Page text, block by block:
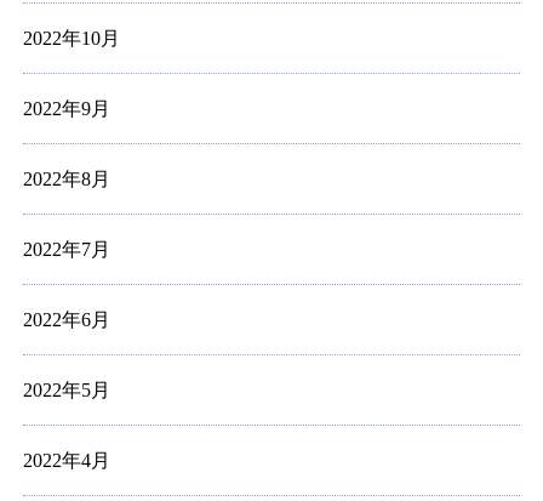
2022年10月
2022年9月
2022年8月
2022年7月
2022年6月
2022年5月
2022年4月